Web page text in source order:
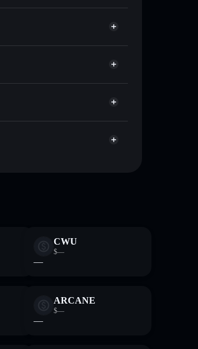
de Solana con
usando el agregador de
tus claves privadas
CWU
$—
—
ARCANE
$—
—